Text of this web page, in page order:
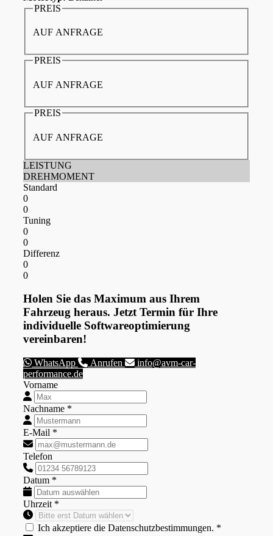
PREIS
AUF ANFRAGE
PREIS
AUF ANFRAGE
PREIS
AUF ANFRAGE
LEISTUNG
DREHMOMENT
Standard
0
0
Tuning
0
0
Differenz
0
0
Holen Sie das Maximum aus Ihrem
Fahrzeug heraus. Jetzt Termin für Ihre
individuelle Softwareoptimierung
vereinbaren!
WhatsApp Anrufen
info@avm-car-
performance.de
Vorname
Nachname *
E-Mail *
Telefon
Datum *
Uhrzeit *
Ich akzeptiere die Datenschutzbestimmungen. *